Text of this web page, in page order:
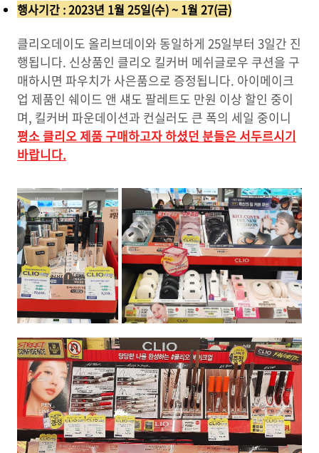
행사기간 : 2023년 1월 25일(수) ~ 1월 27(금)
클리오데이도 올리브데이와 동일하게 25일부터 3일간 진
행됩니다. 신상품인 클리오 킬커버 메쉬글로우 쿠션을 구
매하시면 파우치가 사은품으로 증정됩니다. 아이메이크
업 제품인 쉐이드 앤 섀도 팔레트도 만원 이상 할인 중이
며, 킬커버 파운데이션과 컨실러도 큰 폭의 세일 중이니
평소 클리오 제품 구매하고자 하셨던 분들은 서두르시기
바랍니다.